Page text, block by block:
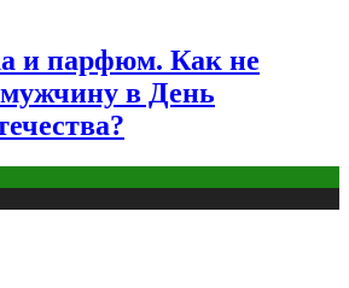
и парфюм. Как не
мужчину в День